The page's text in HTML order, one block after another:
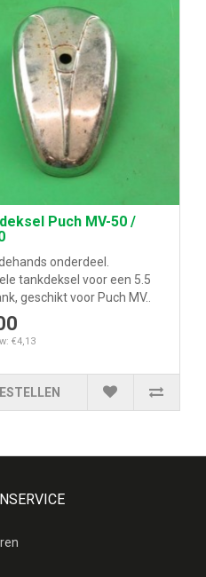
Puch MV-50 /
onderdeel.
tankdeksel voor een 5.5
geschikt voor Puch MV..
€4,13